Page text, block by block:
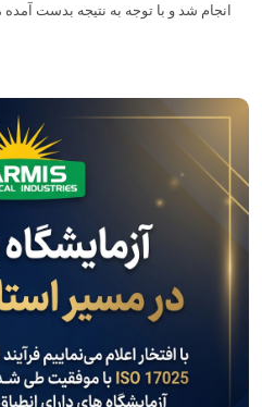
انجام شد و با توجه به نتیجه بدست